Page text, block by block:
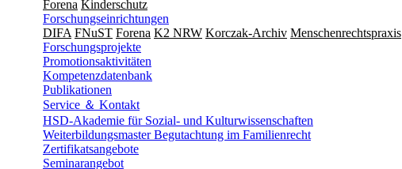
Forena Kinderschutz
Forschungseinrichtungen
DIFA FNuST Forena K2 NRW Korczak-Archiv Men­schen­rechts­praxis
Forschungsprojekte
Promotionsaktivitäten
Kompetenzdatenbank
Publikationen
Service ＆ Kontakt
HSD-Akademie für Sozial- und Kulturwissenschaften
Weiterbildungsmaster Begutachtung im Familienrecht
Zertifikatsangebote
Seminarangebot